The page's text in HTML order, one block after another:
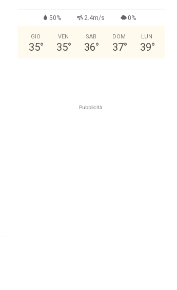
50% 2.4m/s 0%
GIO
35°
VEN
35°
SAB
36°
DOM
37°
LUN
39°
Pubblicità